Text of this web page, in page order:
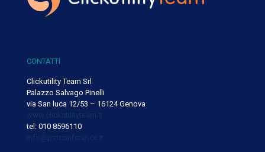
CONTATTI
Clickutility Team Srl
Palazzo Salvago Pinelli
via San luca 12/53 – 16124 Genova
www.clickutilityteam.it
tel: 010 8596110
info@pstconference.it